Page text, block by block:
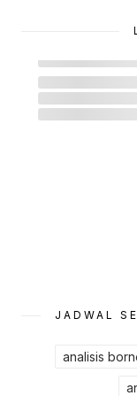
JADWAL
analisis